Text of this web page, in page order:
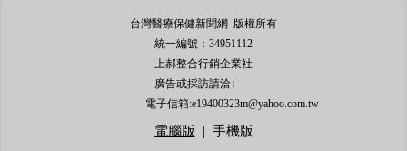
台灣醫療保健新聞網 版權所有
統一編號：34951112
上郝整合行銷企業社
廣告或採訪請洽↓
電子信箱:e19400323m@yahoo.com.tw
電腦版 | 手機版